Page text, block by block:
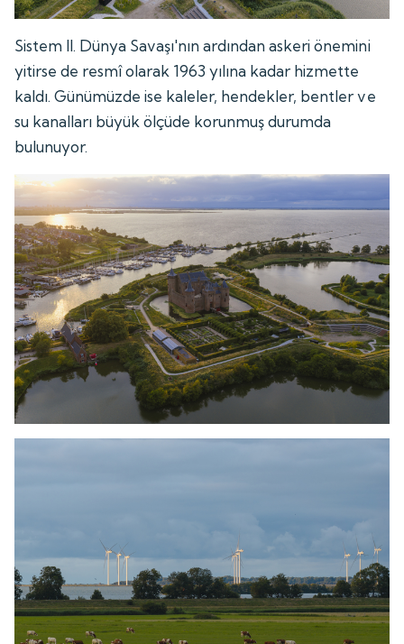
Sistem II. Dünya Savaşı'nın ardından askeri önemini
yitirse de resmî olarak 1963 yılına kadar hizmette
kaldı. Günümüzde ise kaleler, hendekler, bentler ve
su kanalları büyük ölçüde korunmuş durumda
bulunuyor.